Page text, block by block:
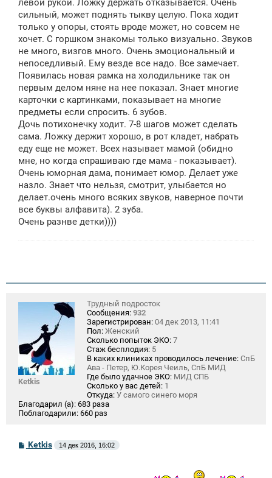
левой рукой. Ложку держать отказывается. Очень
сильный, может поднять тыкву целую. Пока ходит
только у опоры, стоять вроде может, но совсем не
хочет. С горшком знакомы только визуально. Звуков
не много, визгов много. Очень эмоциональный и
непоседливый. Ему везде все надо. Все замечает.
Появилась новая рамка на холодильнике так он
первым делом няне на нее показал. Знает многие
карточки с картинками, показывает на многие
предметы если спросить. 6 зубов.
Дочь потихонечку ходит. 7-8 шагов может сделать
сама. Ложку держит хорошо, в рот кладет, набрать
еду еще не может. Всех называет мамой (обидно
мне, но когда спрашиваю где мама - показывает).
Очень юморная дама, понимает юмор. Делает уже
назло. Знает что нельзя, смотрит, улыбается но
делает.очень много всяких звуков, наверное почти
все буквы алфавита). 2 зуба.
Очень разнве детки))))
Ketkis
Трудный подросток
Сообщения: 932
Зарегистрирован: 04 дек 2013, 11:41
Пол: Женский
Сколько попыток ЭКО: 7
Стаж бесплодия: 5
В каких клиниках проводилось лечение: СпБ
Ава - Петер, Ю.Корея Чеиль, СпБ МИД
Где было удачное ЭКО: МИД СПБ
Сколько у вас детей: 1
Откуда: У самого синего моря
Благодарил (а): 683 раза
Поблагодарили: 660 раз
С
о
Ketkis 14 дек 2016, 16:02